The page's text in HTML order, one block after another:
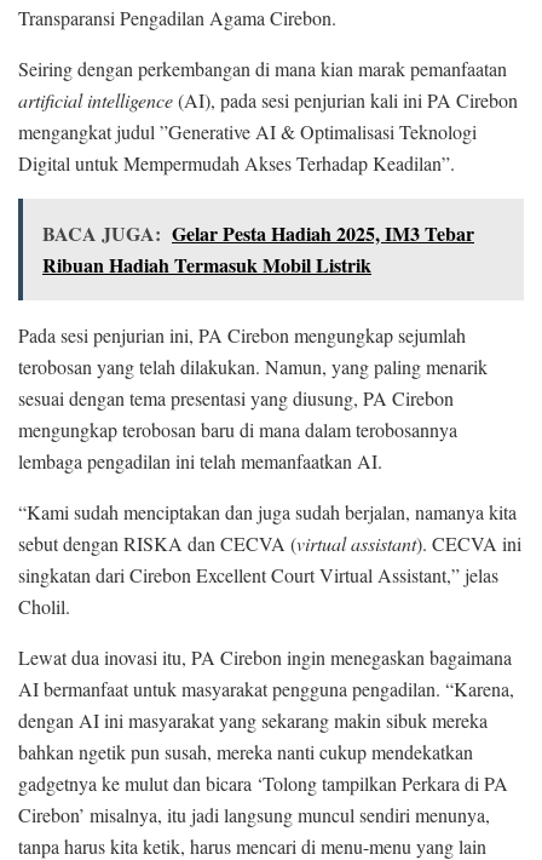
Transparansi Pengadilan Agama Cirebon.
Seiring dengan perkembangan di mana kian marak pemanfaatan
artificial intelligence(AI), pada sesi penjurian kali ini PA Cirebon
mengangkat judul ”Generative AI & Optimalisasi Teknologi
Digital untuk Mempermudah Akses Terhadap Keadilan”.
BACA JUGA: Gelar Pesta Hadiah 2025, IM3 Tebar
Ribuan Hadiah Termasuk Mobil Listrik
Pada sesi penjurian ini, PA Cirebon mengungkap sejumlah
terobosan yang telah dilakukan. Namun, yang paling menarik
sesuai dengan tema presentasi yang diusung, PA Cirebon
mengungkap terobosan baru di mana dalam terobosannya
lembaga pengadilan ini telah memanfaatkan AI.
“Kami sudah menciptakan dan juga sudah berjalan, namanya kita
sebut dengan RISKA dan CECVA (virtual assistant). CECVA ini
singkatan dari Cirebon Excellent Court Virtual Assistant,” jelas
Cholil.
Lewat dua inovasi itu, PA Cirebon ingin menegaskan bagaimana
AI bermanfaat untuk masyarakat pengguna pengadilan. “Karena,
dengan AI ini masyarakat yang sekarang makin sibuk mereka
bahkan ngetik pun susah, mereka nanti cukup mendekatkan
gadgetnya ke mulut dan bicara ‘Tolong tampilkan Perkara di PA
Cirebon’ misalnya, itu jadi langsung muncul sendiri menunya,
tanpa harus kita ketik, harus mencari di menu-menu yang lain